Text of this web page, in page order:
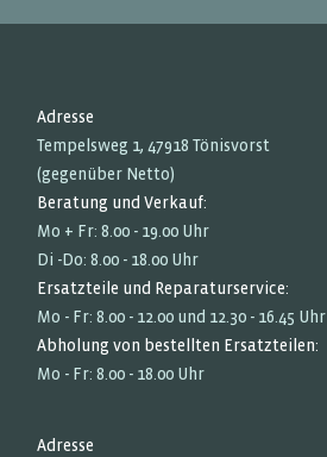
Adresse
Tempelsweg 1, 47918 Tönisvorst
(gegenüber Netto)
Beratung und Verkauf:
Mo + Fr: 8.00 - 19.00 Uhr
Di -Do: 8.00 - 18.00 Uhr
Ersatzteile und Reparaturservice:
Mo - Fr: 8.00 - 12.00 und 12.30 - 16.45 Uhr
Abholung von bestellten Ersatzteilen:
Mo - Fr: 8.00 - 18.00 Uhr
Adresse